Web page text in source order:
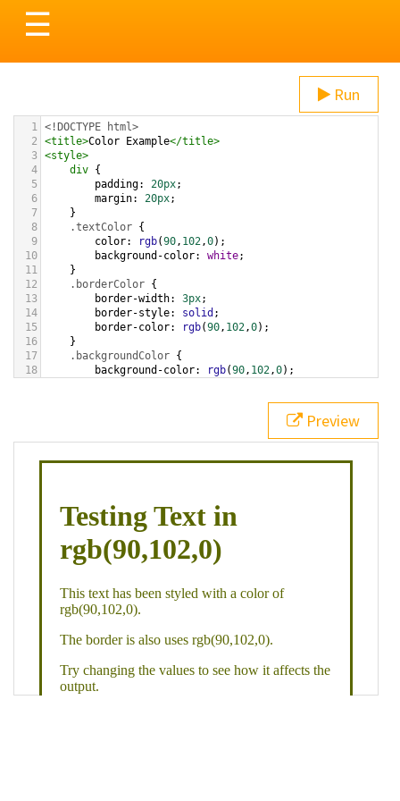
Toggle
navigation
☰
Run
1 <!DOCTYPE html>
2
<title>Color Example</title>
3 <style>
4
div {
5
padding: 20px;
6
margin: 20px;
7
}
8
.textColor {
9
color: rgb(90, 102,0);
10
background-color: white;
11
}
12
.borderColor {
13
border-width: 3px;
14
border-style: solid ;
15
border-color: rgb(90, 102,0);
16
}
17
.backgroundColor {
18
background-color: rgb(90, 102,0);
bottom ,
white, rgb(90,102,0));
div class="textColor borderColor"
< h1>Testing Text in rgb(90,102,0)
Preview